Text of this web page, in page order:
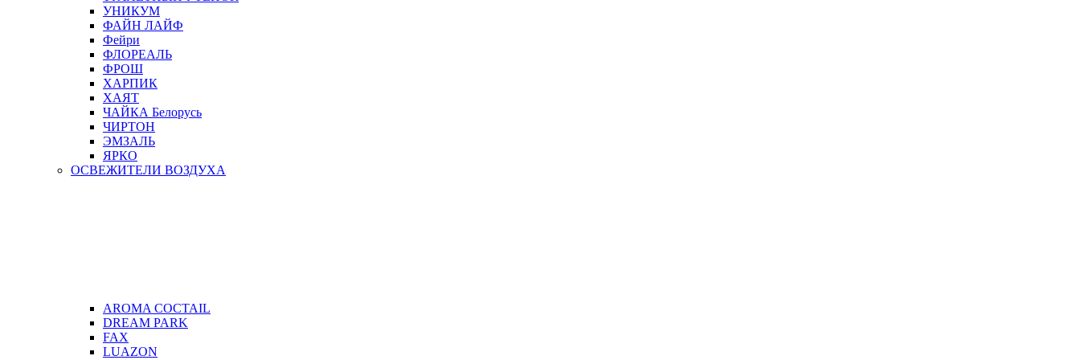
УНИКУМ
ФАЙН ЛАЙФ
Фейри
ФЛОРЕАЛЬ
ФРОШ
ХАРПИК
ХАЯТ
ЧАЙКА Белорусь
ЧИРТОН
ЭМЗАЛЬ
ЯРКО
ОСВЕЖИТЕЛИ ВОЗДУХА
AROMA COCTAIL
DREAM PARK
FAX
LUAZON